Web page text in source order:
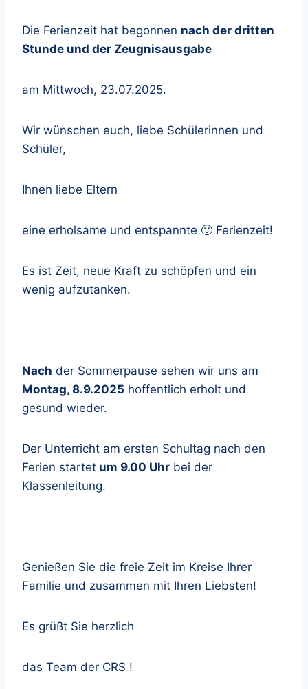
Die Ferienzeit hat begonnen nach der dritten
Stunde und der Zeugnisausgabe
am Mittwoch, 23.07.2025.
Wir wünschen euch, liebe Schülerinnen und
Schüler,
Ihnen liebe Eltern
eine erholsame und entspannte 🙂 Ferienzeit!
Es ist Zeit, neue Kraft zu schöpfen und ein
wenig aufzutanken.
Nach der Sommerpause sehen wir uns am
Montag, 8.9.2025 hoffentlich erholt und
gesund wieder.
Der Unterricht am ersten Schultag nach den
Ferien startet um 9.00 Uhr bei der
Klassenleitung.
Genießen Sie die freie Zeit im Kreise Ihrer
Familie und zusammen mit Ihren Liebsten!
Es grüßt Sie herzlich
das Team der CRS !